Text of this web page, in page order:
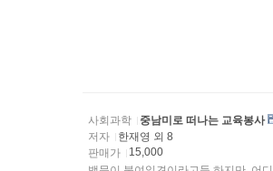
사회과학
중남미로 떠나는 교육봉사
저자
한재영 외 8
판매가
15,000